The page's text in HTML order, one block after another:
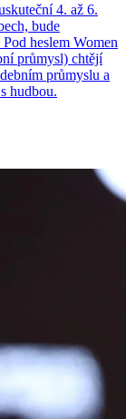
4. až 6.
bude
heslem Women
průmysl) chtějí
průmyslu a
hudbou.